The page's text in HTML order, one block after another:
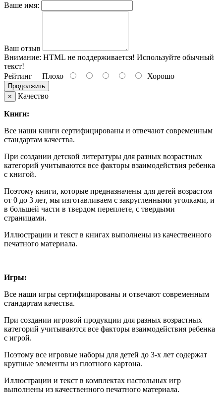
Ваше имя:
Ваш отзыв
Внимание: HTML не поддерживается! Используйте обычный
текст!
Рейтинг Плохо Хорошо
Продолжить
×
Качество
Книги:
Все наши книги сертифицированы и отвечают современным
стандартам качества.
При создании детской литературы для разных возрастных
категорий учитываются все факторы взаимодействия ребенка
с книгой.
Поэтому книги, которые предназначены для детей возрастом
от 0 до 3 лет, мы изготавливаем с закругленными уголками, и
в большей части в твердом переплете, с твердыми
страницами.
Иллюстрации и текст в книгах выполнены из качественного
печатного материала.
Игры:
Все наши игры сертифицированы и отвечают современным
стандартам качества.
При создании игровой продукции для разных возрастных
категорий учитываются все факторы взаимодействия ребенка
с игрой.
Поэтому все игровые наборы для детей до 3-х лет содержат
крупные элементы из плотного картона.
Иллюстрации и текст в комплектах настольных игр
выполнены из качественного печатного материала.